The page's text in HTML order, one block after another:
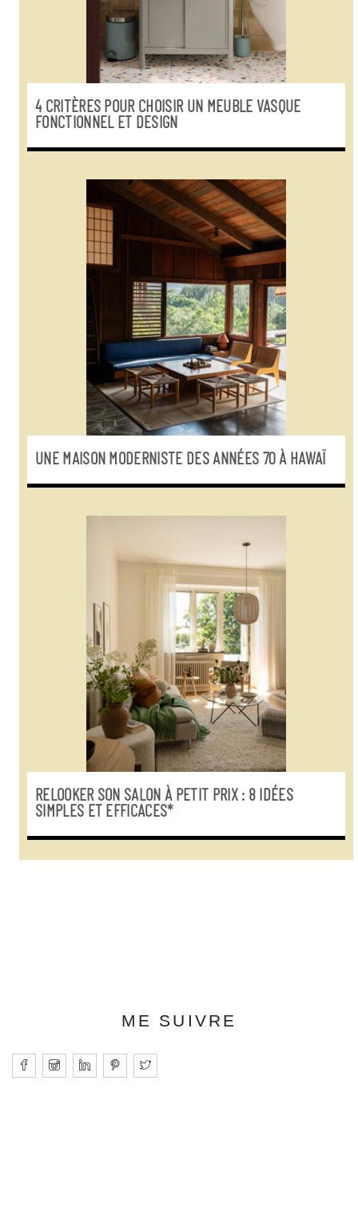
4 CRITÈRES POUR CHOISIR UN MEUBLE VASQUE
FONCTIONNEL ET DESIGN
UNE MAISON MODERNISTE DES ANNÉES 70 À HAWAÏ
RELOOKER SON SALON À PETIT PRIX : 8 IDÉES
SIMPLES ET EFFICACES*
ME SUIVRE